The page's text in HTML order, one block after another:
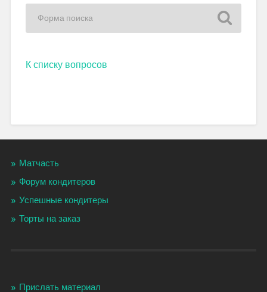
К списку вопросов
Матчасть
Форум кондитеров
Успешные кондитеры
Торты на заказ
Прислать материал